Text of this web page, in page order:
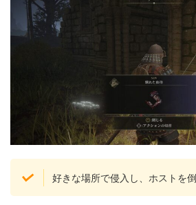
好きな場所で侵入し、ホストを